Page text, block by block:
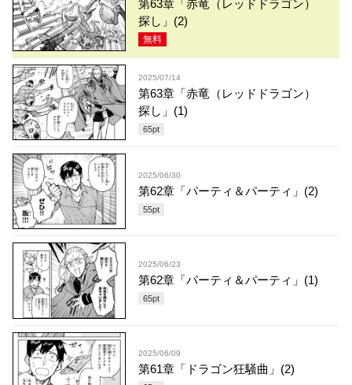
第63章「赤竜（レッドドラゴン）
探し」(2)
無料
2025/07/14
第63章「赤竜（レッドドラゴン）
探し」(1)
65pt
2025/06/30
第62章「パーティ＆パーティ」(2)
55pt
2025/06/23
第62章「パーティ＆パーティ」(1)
65pt
2025/06/09
第61章「ドラゴン狂騒曲」(2)